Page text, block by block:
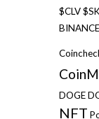
$CLV
BINANCE
DOGE
NFT